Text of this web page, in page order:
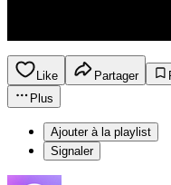
Like Partager
Plus
Ajouter à la playlist
Signaler